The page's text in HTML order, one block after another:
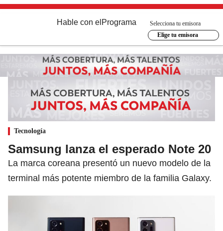
Hable con el Programa
Selecciona tu emisora
Elige tu emisora
Tecnología
Samsung lanza el esperado Note 20
La marca coreana presentó un nuevo modelo de la
terminal más potente miembro de la familia Galaxy.